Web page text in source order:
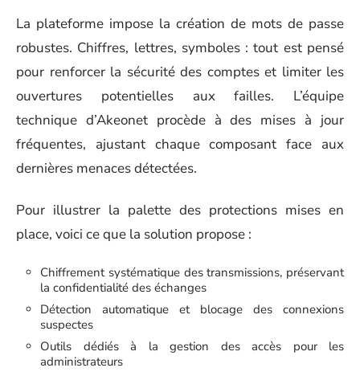
La plateforme impose la création de mots de passe
robustes. Chiffres, lettres, symboles : tout est pensé
pour renforcer la sécurité des comptes et limiter les
ouvertures potentielles aux failles. L’équipe
technique d’Akeonet procède à des mises à jour
fréquentes, ajustant chaque composant face aux
dernières menaces détectées.
Pour illustrer la palette des protections mises en
place, voici ce que la solution propose :
Chiffrement systématique des transmissions, préservant
la confidentialité des échanges
Détection automatique et blocage des connexions
suspectes
Outils dédiés à la gestion des accès pour les
administrateurs